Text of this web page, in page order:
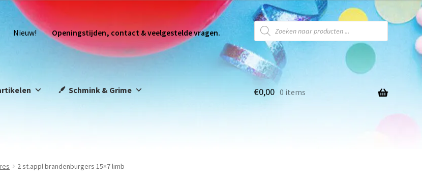
Nieuw! Openingstijden, contact & veelgestelde vragen.
Schmink & Grime €0,00 0 items
2 st.appl brandenburgers 15×7 limb